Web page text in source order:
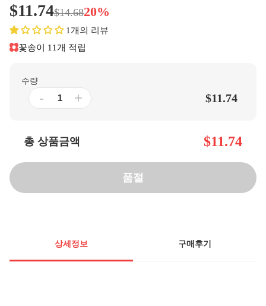
$11.74$14.6820%
1개의 리뷰
꽃송이 11개 적립
수량
- + $11.74
총 상품금액 $11.74
품절
상세정보 구매후기